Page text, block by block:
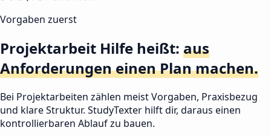
Vorgaben zuerst
Projektarbeit Hilfe heißt: aus
Anforderungen einen Plan machen.
Bei Projektarbeiten zählen meist Vorgaben, Praxisbezug
und klare Struktur. StudyTexter hilft dir, daraus einen
kontrollierbaren Ablauf zu bauen.